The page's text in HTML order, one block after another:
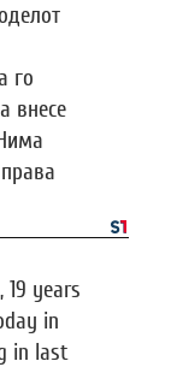
го
внесе
19 years
in
in last